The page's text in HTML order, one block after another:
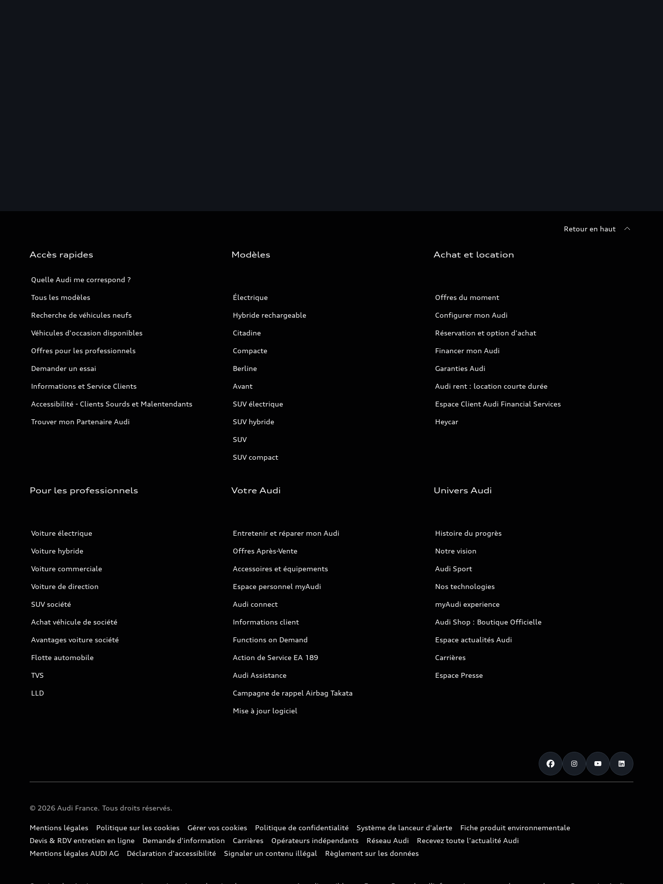
Retour en haut
Accès rapides
Quelle Audi me correspond ?
Tous les modèles
Recherche de véhicules neufs
Véhicules d'occasion disponibles
Offres pour les professionnels
Demander un essai
Informations et Service Clients
Accessibilité - Clients Sourds et Malentendants
Trouver mon Partenaire Audi
Modèles
Électrique
Hybride rechargeable
Citadine
Compacte
Berline
Avant
SUV électrique
SUV hybride
SUV
SUV compact
Achat et location
Offres du moment
Configurer mon Audi
Réservation et option d'achat
Financer mon Audi
Garanties Audi
Audi rent : location courte durée
Espace Client Audi Financial Services
Heycar
Pour les professionnels
Voiture électrique
Voiture hybride
Voiture commerciale
Voiture de direction
SUV société
Achat véhicule de société
Avantages voiture société
Flotte automobile
TVS
LLD
Votre Audi
Entretenir et réparer mon Audi
Offres Après-Vente
Accessoires et équipements
Espace personnel myAudi
Audi connect
Informations client
Functions on Demand
Action de Service EA 189
Audi Assistance
Campagne de rappel Airbag Takata
Mise à jour logiciel
Univers Audi
Histoire du progrès
Notre vision
Audi Sport
Nos technologies
myAudi experience
Audi Shop : Boutique Officielle
Espace actualités Audi
Carrières
Espace Presse
© 2026 Audi France. Tous droits réservés.
Mentions légales Politique sur les cookies Gérer vos cookies Politique de confidentialité Système de lanceur d'alerte
Fiche produit environnementale
Devis & RDV entretien en ligne
Demande d'information Carrières Opérateurs indépendants Réseau Audi
Recevez toute l'actualité Audi
Mentions légales AUDI AG
Déclaration d'accessibilité Signaler un contenu illégal Règlement sur les données